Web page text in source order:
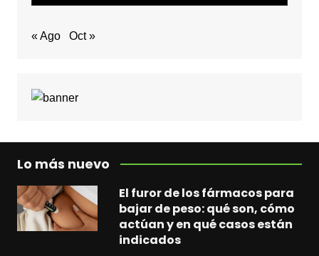
« Ago Oct »
Lo más nuevo
El furor de los fármacos para
bajar de peso: qué son, cómo
actúan y en qué casos están
indicados